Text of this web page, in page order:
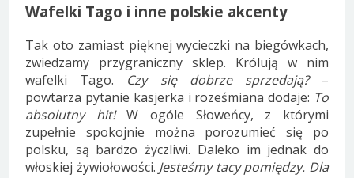
Wafelki Tago i inne polskie akcenty
Tak oto zamiast pięknej wycieczki na biegówkach,
zwiedzamy przygraniczny sklep. Królują w nim
wafelki Tago. Czy się dobrze sprzedają?–
powtarza pytanie kasjerka i roześmiana dodaje: To
absolutny hit!W ogóle Słoweńcy, z którymi
zupełnie spokojnie można porozumieć się po
polsku, są bardzo życzliwi. Daleko im jednak do
włoskiej żywiołowości. Jesteśmy tacy pomiędzy. Dla